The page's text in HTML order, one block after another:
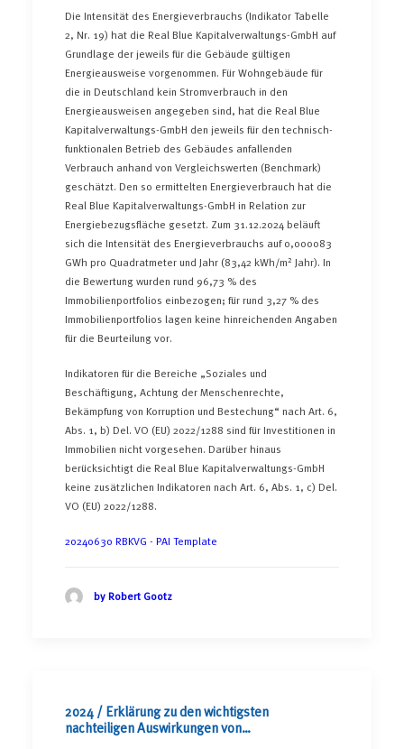
Die Intensität des Energieverbrauchs (Indikator Tabelle
2, Nr. 19) hat die Real Blue Kapitalverwaltungs-GmbH auf
Grundlage der jeweils für die Gebäude gültigen
Energieausweise vorgenommen. Für Wohngebäude für
die in Deutschland kein Stromverbrauch in den
Energieausweisen angegeben sind, hat die Real Blue
Kapitalverwaltungs-GmbH den jeweils für den technisch-
funktionalen Betrieb des Gebäudes anfallenden
Verbrauch anhand von Vergleichswerten (Benchmark)
geschätzt. Den so ermittelten Energieverbrauch hat die
Real Blue Kapitalverwaltungs-GmbH in Relation zur
Energiebezugsfläche gesetzt. Zum 31.12.2024 beläuft
sich die Intensität des Energieverbrauchs auf 0,000083
GWh pro Quadratmeter und Jahr (83,42 kWh/m2 Jahr). In
die Bewertung wurden rund 96,73 % des
Immobilienportfolios einbezogen; für rund 3,27 % des
Immobilienportfolios lagen keine hinreichenden Angaben
für die Beurteilung vor.
Indikatoren für die Bereiche „Soziales und
Beschäftigung, Achtung der Menschenrechte,
Bekämpfung von Korruption und Bestechung“ nach Art. 6,
Abs. 1, b) Del. VO (EU) 2022/1288 sind für Investitionen in
Immobilien nicht vorgesehen. Darüber hinaus
berücksichtigt die Real Blue Kapitalverwaltungs-GmbH
keine zusätzlichen Indikatoren nach Art. 6, Abs. 1, c) Del.
VO (EU) 2022/1288.
20240630 RBKVG - PAI Template
by Robert Gootz
2024 / Erklärung zu den wichtigsten
nachteiligen Auswirkungen von